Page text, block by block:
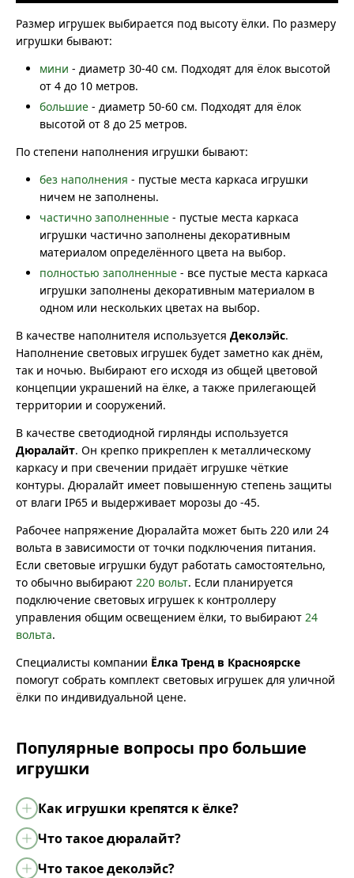
Размер игрушек выбирается под высоту ёлки. По размеру
игрушки бывают:
мини - диаметр 30-40 см. Подходят для ёлок высотой
от 4 до 10 метров.
большие - диаметр 50-60 см. Подходят для ёлок
высотой от 8 до 25 метров.
По степени наполнения игрушки бывают:
без наполнения - пустые места каркаса игрушки
ничем не заполнены.
частично заполненные - пустые места каркаса
игрушки частично заполнены декоративным
материалом определённого цвета на выбор.
полностью заполненные - все пустые места каркаса
игрушки заполнены декоративным материалом в
одном или нескольких цветах на выбор.
В качестве наполнителя используется Деколэйс.
Наполнение световых игрушек будет заметно как днём,
так и ночью. Выбирают его исходя из общей цветовой
концепции украшений на ёлке, а также прилегающей
территории и сооружений.
В качестве светодиодной гирлянды используется
Дюралайт. Он крепко прикреплен к металлическому
каркасу и при свечении придаёт игрушке чёткие
контуры. Дюралайт имеет повышенную степень защиты
от влаги IP65 и выдерживает морозы до -45.
Рабочее напряжение Дюралайта может быть 220 или 24
вольта в зависимости от точки подключения питания.
Если световые игрушки будут работать самостоятельно,
то обычно выбирают 220 вольт. Если планируется
подключение световых игрушек к контроллеру
управления общим освещением ёлки, то выбирают 24
вольта.
Специалисты компании Ёлка Тренд в Красноярске
помогут собрать комплект световых игрушек для уличной
ёлки по индивидуальной цене.
Популярные вопросы про большие
игрушки
Как игрушки крепятся к ёлке?
Что такое дюралайт?
Что такое деколэйс?